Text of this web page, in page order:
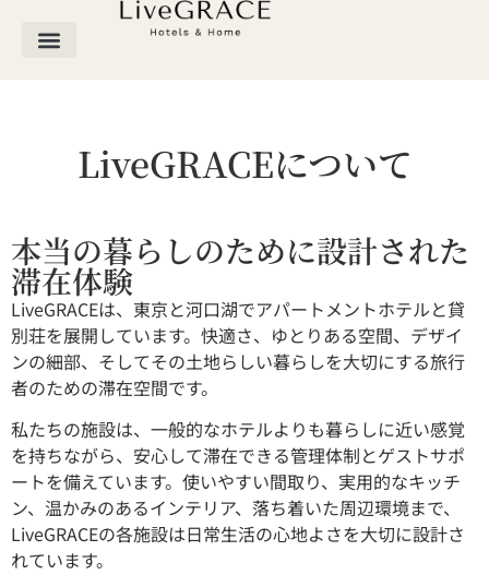
LiveGRACEについて
本当の暮らしのために設計された
滞在体験
LiveGRACEは、東京と河口湖でアパートメントホテルと貸
別荘を展開しています。快適さ、ゆとりある空間、デザイ
ンの細部、そしてその土地らしい暮らしを大切にする旅行
者のための滞在空間です。
私たちの施設は、一般的なホテルよりも暮らしに近い感覚
を持ちながら、安心して滞在できる管理体制とゲストサポ
ートを備えています。使いやすい間取り、実用的なキッチ
ン、温かみのあるインテリア、落ち着いた周辺環境まで、
LiveGRACEの各施設は日常生活の心地よさを大切に設計さ
れています。